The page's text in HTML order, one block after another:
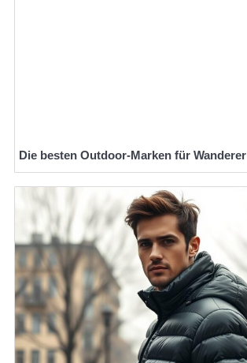
Die besten Outdoor-Marken für Wanderer